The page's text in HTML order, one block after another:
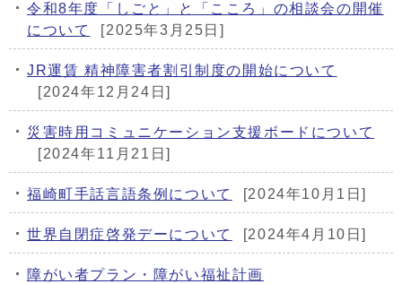
令和8年度「しごと」と「こころ」の相談会の開催
について
[2025年3月25日]
JR運賃 精神障害者割引制度の開始について
[2024年12月24日]
災害時用コミュニケーション支援ボードについて
[2024年11月21日]
福崎町手話言語条例について [2024年10月1日]
世界自閉症啓発デーについて [2024年4月10日]
障がい者プラン・障がい福祉計画